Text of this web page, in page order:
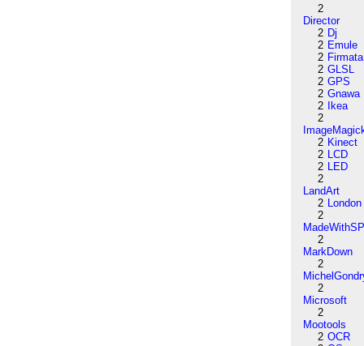
2
Director
2 Dj
2 Emule
2 Firmata
2 GLSL
2 GPS
2 Gnawa
2
Ikea
2
2 Kinect
2 LCD
2 LED
2
LandArt
2 London
2
2
MarkDown
2
2
Microsoft
2
Mootools
2 OCR